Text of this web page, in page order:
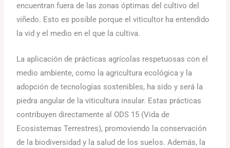
encuentran fuera de las zonas óptimas del cultivo del
viñedo. Esto es posible porque el viticultor ha entendido
la vid y el medio en el que la cultiva.
La aplicación de prácticas agrícolas respetuosas con el
medio ambiente, como la agricultura ecológica y la
adopción de tecnologías sostenibles, ha sido y será la
piedra angular de la viticultura insular. Estas prácticas
contribuyen directamente al ODS 15 (Vida de
Ecosistemas Terrestres), promoviendo la conservación
de la biodiversidad y la salud de los suelos. Además, la